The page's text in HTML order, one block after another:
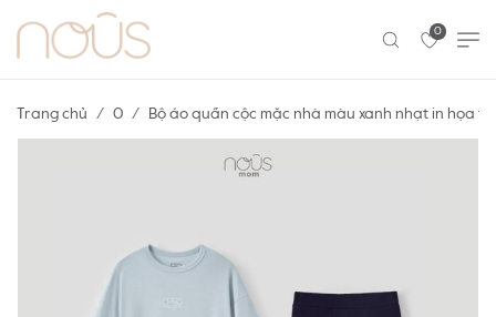
0
Trang chủ 0 Bộ áo quần cộc mặc nhà màu xanh nhạt in họa